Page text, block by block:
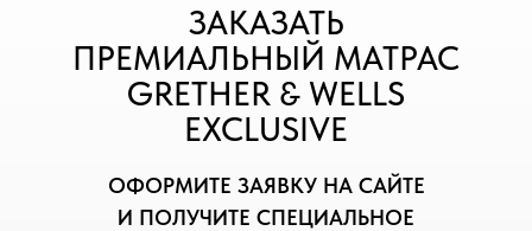
ЗАКАЗАТЬ
ПРЕМИАЛЬНЫЙ МАТРАС
GRETHER & WELLS
EXCLUSIVE
ОФОРМИТЕ ЗАЯВКУ НА САЙТЕ
И ПОЛУЧИТЕ СПЕЦИАЛЬНОЕ